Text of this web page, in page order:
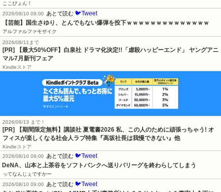
ここぴょん！
2026/08/10 09:00
あとで読む 🐦Tweet
【芸能】国生さゆり、とんでもない爆弾を投下ｗｗｗｗｗｗｗｗｗｗｗｗｗｗ
アルファルファモザイク
2026/08/11まで
[PR] 【最大50%OFF】白泉社 ドラマ化決定!!「虐殺ハッピーエンド」 ヤングアニ
マル7月新刊フェア
Kindleストア
2026/08/13 まで！
[PR] 【期間限定無料】講談社 夏電書2026 私、この人のために頑張っちゃう! オ
フィスが楽しくなる社会人ラブ特集『高坂社長は我慢できない』他
Kindleストア
2026/08/10 09:00
あとで読む 🐦Tweet
DeNA、山本と上茶谷をソフトバンクへ送りパリーグを終わらしてしまう
ってなんじぇですかー
2026/08/10 09:00
あとで読む 🐦Tweet